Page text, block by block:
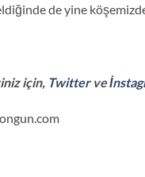
de yine
için, Twitter ve